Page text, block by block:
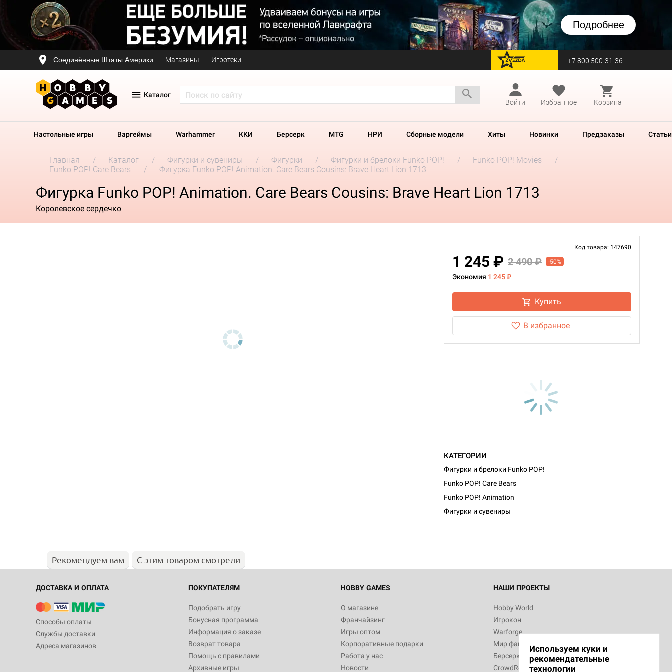
Подробнее
Соединённые Штаты Америки Магазины Игротеки перейти на Zvezda +7 800 500-31-36
Каталог
Войти
Избранное Корзина
Настольные игры Варгеймы Warhammer ККИ Берсерк MTG НРИ Сборные модели Хиты Новинки Предзаказы Статьи
Главная Каталог Фигурки и сувениры Фигурки Фигурки и брелоки Funko POP!
Funko POP! Movies
Funko POP! Care Bears
Фигурка Funko POP! Animation. Care Bears Cousins: Brave Heart Lion 1713
Фигурка Funko POP! Animation. Care Bears Cousins: Brave Heart Lion 1713
Королевское сердечко
Код товара: 147690
1 245 ₽ 2 490 ₽ -50%
Экономия 1 245 ₽
Купить
В избранное
КАТЕГОРИИ
Фигурки и брелоки Funko POP!
Funko POP! Care Bears
Funko POP! Animation
Фигурки и сувениры
Рекомендуем вам С этим товаром смотрели
ДОСТАВКА И ОПЛАТА
Способы оплаты
Службы доставки
Адреса магазинов
ПОКУПАТЕЛЯМ
Подобрать игру
Бонусная программа
Информация о заказе
Возврат товара
Помощь с правилами
Архивные игры
HOBBY GAMES
О магазине
Франчайзинг
Игры оптом
Корпоративные подарки
Работа у нас
Новости
НАШИ ПРОЕКТЫ
Hobby World
Игрокон
Warforge
Мир фантастики
Берсерк
CrowdRepublic
Используем куки и
рекомендательные
технологии